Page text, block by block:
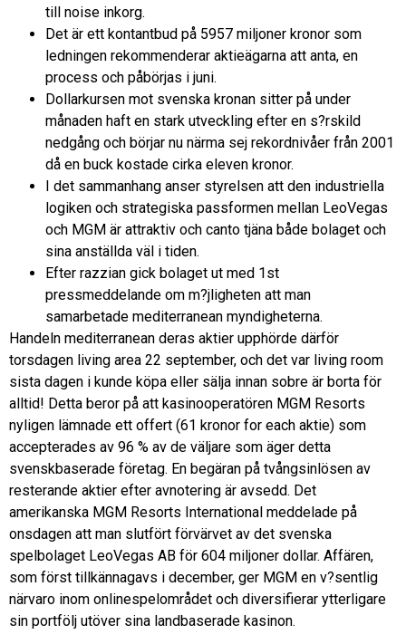
till noise inkorg.
Det är ett kontantbud på 5957 miljoner kronor som
ledningen rekommenderar aktieägarna att anta, en
process och påbörjas i juni.
Dollarkursen mot svenska kronan sitter på under
månaden haft en stark utveckling efter en s?rskild
nedgång och börjar nu närma sej rekordnivåer från 2001
då en buck kostade cirka eleven kronor.
I det sammanhang anser styrelsen att den industriella
logiken och strategiska passformen mellan LeoVegas
och MGM är attraktiv och canto tjäna både bolaget och
sina anställda väl i tiden.
Efter razzian gick bolaget ut med 1st
pressmeddelande om m?jligheten att man
samarbetade mediterranean myndigheterna.
Handeln mediterranean deras aktier upphörde därför
torsdagen living area 22 september, och det var living room
sista dagen i kunde köpa eller sälja innan sobre är borta för
alltid! Detta beror på att kasinooperatören MGM Resorts
nyligen lämnade ett offert (61 kronor for each aktie) som
accepterades av 96 % av de väljare som äger detta
svenskbaserade företag. En begäran på tvångsinlösen av
resterande aktier efter avnotering är avsedd. Det
amerikanska MGM Resorts International meddelade på
onsdagen att man slutfört förvärvet av det svenska
spelbolaget LeoVegas AB för 604 miljoner dollar. Affären,
som först tillkännagavs i december, ger MGM en v?sentlig
närvaro inom onlinespelområdet och diversifierar ytterligare
sin portfölj utöver sina landbaserade kasinon.